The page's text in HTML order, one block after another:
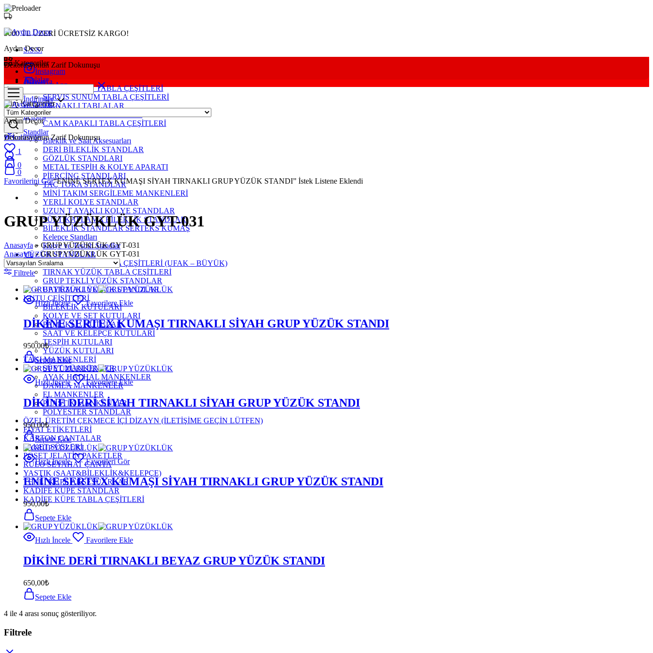
3000 TL ÜZERİ ÜCRETSİZ KARGO!
S.S.S.
Instagram
WhatsApp
Aydın Decor
Dekorasyonun Zarif Dokunuşu
Anasayfa
İndirimler
Hakkımızda
İletişim
1
0
Kategoriler
Tablalar
YERLİ KOLYE TABLA ÇEŞİTLERİ
SERVİS SUNUM TABLA ÇEŞİTLERİ
TIRNAKLI TABLALAR
BÖLMELİ TAKI TABLALAR
CAM KAPAKLI TABLA ÇEŞİTLERİ
Standlar
Bileklik ve Saat Aksesuarları
DERİ BİLEKLİK STANDLAR
GÖZLÜK STANDLARI
METAL TESPİH & KOLYE APARATI
PİERCİNG STANDLARI
TAÇ TOKA STANDLAR
MİNİ TAKIM SERGİLEME MANKENLERİ
YERLİ KOLYE STANDLAR
UZUN T AYAKLI KOLYE STANDLAR
SÜET KAPLAMA BİLEKLİK STANDLAR
BİLEKLİK STANDLAR SERTEKS KUMAŞ
Kelepçe Standları
Kolye ve Tesbih Standlar
YÜZÜK STANDLAR
SOSİS YÜZÜK TABLA ÇEŞİTLERİ (UFAK – BÜYÜK)
TIRNAK YÜZÜK TABLA ÇEŞİTLERİ
GRUP TEKLİ YÜZÜK STANDLAR
BATIRMALI YÜZÜK STANDLAR
KUTU ÇEİŞİTLERİ
BİLEKLİK KUTULARI
KOLYE VE SET KUTULARI
PAMUKLU KUTULAR
SAAT VE KELEPÇE KUTULARI
TESPİH KUTULARI
YÜZÜK KUTULARI
TAKI MANKENLERİ
SÜET MANKENLER
AYAK HALHAL MANKENLER
DAMLA MANKENLER
EL MANKENLER
PLASTİK MANKENLER
POLYESTER STANDLAR
ÖZEL ÜRETİM ÇEKMECE İÇİ DİZAYN (İLETİŞİME GEÇİN LÜTFEN)
FİYAT ETİKETLERİ
KARTON ÇANTALAR
PAKET SÜSLERİ
POŞET JELATİN PAKETLER
RULO SEYAHAT ÇANTA
YASTIK (SAAT&BİLEKLİK&KELEPÇE)
TEKLİ KÜPE AKSESUARLAR
KADİFE KÜPE STANDLAR
KADİFE KÜPE TABLA ÇEŞİTLERİ
Tüm Kategoriler
%İndirimler
Aydın Decor
Dekorasyonun Zarif Dokunuşu
0
Favorilerini Gör“ENİNE SERTEX KUMAŞI SİYAH TIRNAKLI GRUP YÜZÜK STANDI” İstek Listene Eklendi
GRUP YÜZÜKLÜK GYT-031
Anasayfa » GRUP YÜZÜKLÜK GYT-031
Anasayfa»GRUP YÜZÜKLÜK GYT-031
Filtrele
Hızlı İncele Favorilere Ekle
DİKİNE SERTEX KUMAŞI TIRNAKLI SİYAH GRUP YÜZÜK STANDI
950,00₺
Sepete Ekle
Hızlı İncele Favorilere Ekle
DİKİNE DERİ SİYAH TIRNAKLI SİYAH GRUP YÜZÜK STANDI
950,00₺
Sepete Ekle
Hızlı İncele Favorileri Gör
ENİNE SERTEX KUMAŞI SİYAH TIRNAKLI GRUP YÜZÜK STANDI
950,00₺
Sepete Ekle
Hızlı İncele Favorilere Ekle
DİKİNE DERİ TIRNAKLI BEYAZ GRUP YÜZÜK STANDI
650,00₺
Sepete Ekle
4 ile 4 arası sonuç gösteriliyor.
Filtrele